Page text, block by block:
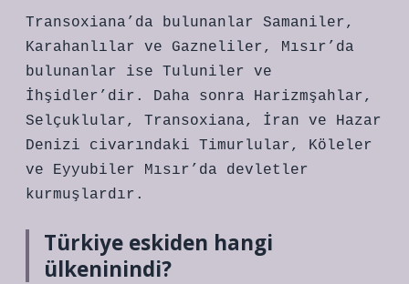
Transoxiana’da bulunanlar Samaniler,
Karahanlılar ve Gazneliler, Mısır’da
bulunanlar ise Tuluniler ve
İhşidler’dir. Daha sonra Harizmşahlar,
Selçuklular, Transoxiana, İran ve Hazar
Denizi civarındaki Timurlular, Köleler
ve Eyyubiler Mısır’da devletler
kurmuşlardır.
Türkiye eskiden hangi
ülkeninindi?